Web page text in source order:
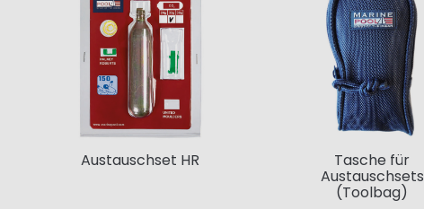
Austauschset HR Tasche für
Austauschsets
(Toolbag)